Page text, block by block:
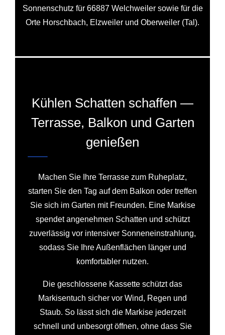
Sonnenschutz für 66887 Welchweiler sowie für die
Orte Horschbach, Elzweiler und Oberweiler (Tal).
Kühlen Schatten schaffen —
Terrasse, Balkon und Garten
genießen
Machen Sie Ihre Terrasse zum Ruheplatz,
starten Sie den Tag auf dem Balkon oder treffen
Sie sich im Garten mit Freunden. Eine Markise
spendet angenehmen Schatten und schützt
zuverlässig vor intensiver Sonneneinstrahlung,
sodass Sie Ihre Außenflächen länger und
komfortabler nutzen.
Die geschlossene Kassette schützt das
Markisentuch sicher vor Wind, Regen und
Staub. So lässt sich die Markise jederzeit
schnell und unbesorgt öffnen, ohne dass Sie